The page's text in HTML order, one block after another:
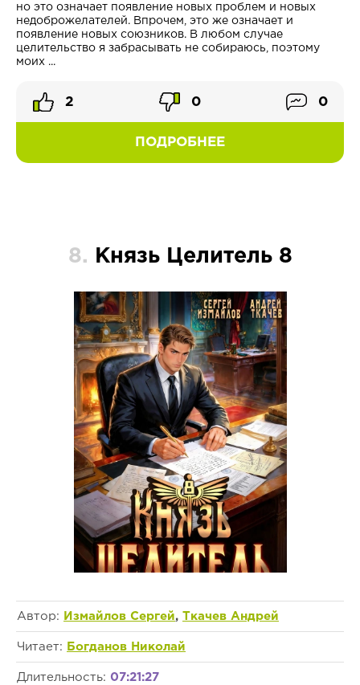
но это означает появление новых проблем и новых
недоброжелателей. Впрочем, это же означает и
появление новых союзников. В любом случае
целительство я забрасывать не собираюсь, поэтому
моих ...
ПОДРОБНЕЕ
2 0 0
8. Князь Целитель 8
Автор: Измайлов Сергей, Ткачев Андрей
Читает: Богданов Николай
Длительность: 07:21:27